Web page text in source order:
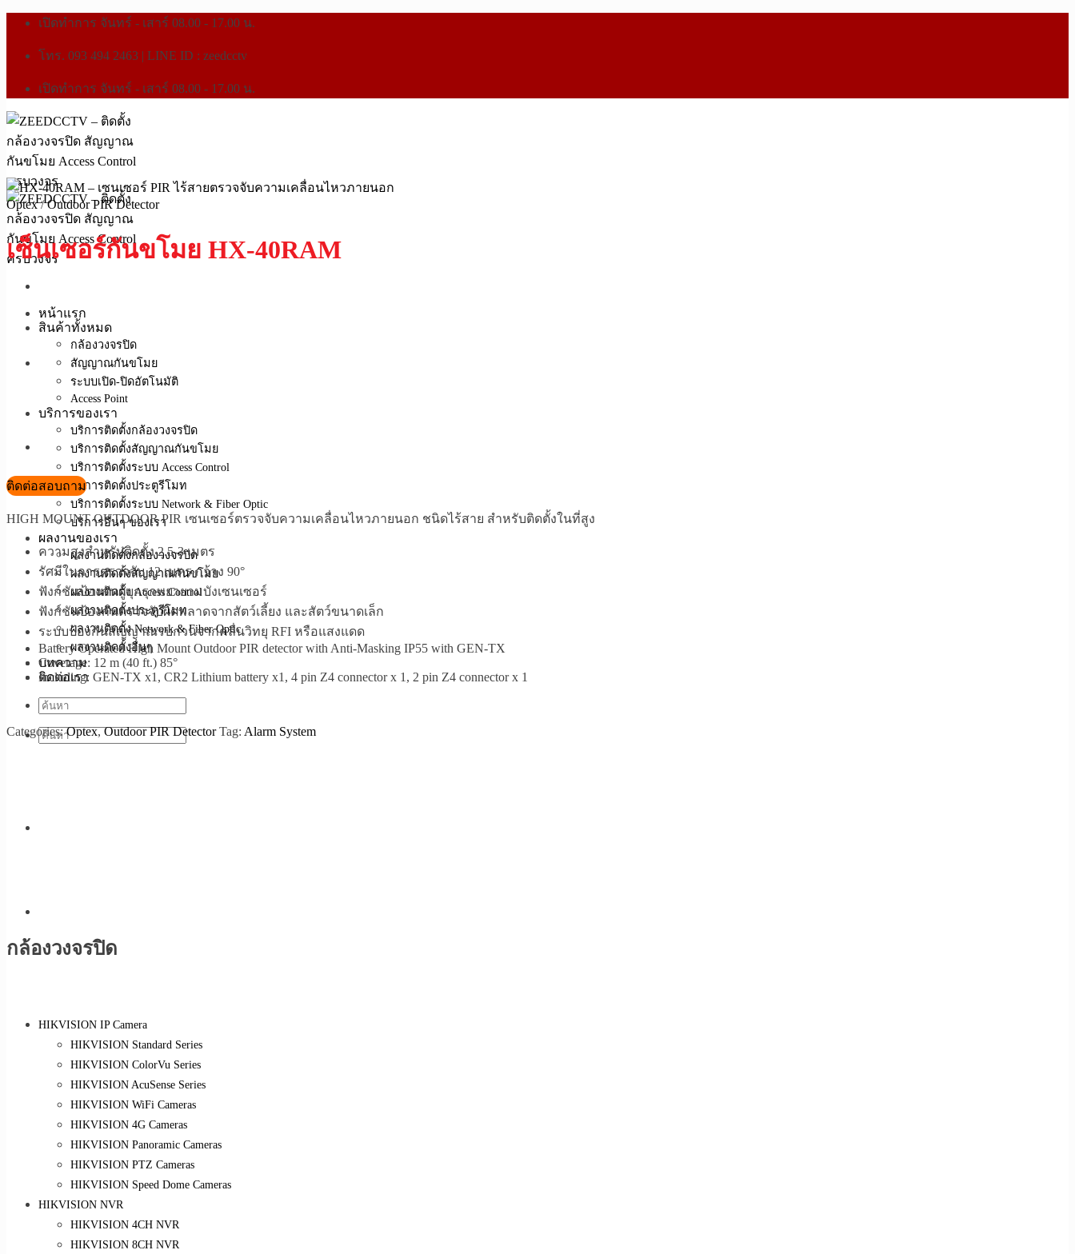
เปิดทำการ จันทร์ - เสาร์ 08.00 - 17.00 น.
โทร. 093 494 2463 | LINE ID : zeedcctv
เปิดทำการ จันทร์ - เสาร์ 08.00 - 17.00 น.
หน้าแรก
สินค้าทั้งหมด
กล้องวงจรปิด
สัญญาณกันขโมย
ระบบเปิด-ปิดอัตโนมัติ
Access Point
บริการของเรา
บริการติดตั้งกล้องวงจรปิด
บริการติดตั้งสัญญาณกันขโมย
บริการติดตั้งระบบ Access Control
บริการติดตั้งประตูรีโมท
บริการติดตั้งระบบ Network & Fiber Optic
บริการอื่นๆ ของเรา
ผลงานของเรา
ผลงานติดตั้งกล้องวงจรปิด
ผลงานติดตั้งสัญญาณกันขโมย
ผลงานติดตั้ง Access Control
ผลงานติดตั้งประตูรีโมท
ผลงานติดตั้ง Network & Fiber Optic
ผลงานติดตั้งอื่นๆ
บทความ
ติดต่อเรา
Optex / Outdoor PIR Detector
เซ็นเซอร์กันขโมย HX-40RAM
ติดต่อสอบถาม
HIGH MOUNT OUTDOOR PIR เซนเซอร์ตรวจจับความเคลื่อนไหวภายนอก ชนิดไร้สาย สำหรับติดตั้งในที่สูง
ความสูงสำหรับติดตั้ง 2.5-3 เมตร
รัศมีในการตรวจจับ 12 เมตร กว้าง 90°
ฟังก์ชันป้องกันผู้บุกรุกพยายามบังเซนเซอร์
ฟังก์ชันป้องกันตรวจจับผิดพลาดจากสัตว์เลี้ยง และสัตว์ขนาดเล็ก
ระบบป้องกันสัญญาณรบกวนจากคลื่นวิทยุ RFI หรือแสงแดด
Battery Operated High Mount Outdoor PIR detector with Anti-Masking IP55 with GEN-TX
Coverage: 12 m (40 ft.) 85°
Including: GEN-TX x1, CR2 Lithium battery x1, 4 pin Z4 connector x 1, 2 pin Z4 connector x 1
Categories:Optex,Outdoor PIR Detector Tag: Alarm System
กล้องวงจรปิด
HIKVISION IP Camera
HIKVISION Standard Series
HIKVISION ColorVu Series
HIKVISION AcuSense Series
HIKVISION WiFi Cameras
HIKVISION 4G Cameras
HIKVISION Panoramic Cameras
HIKVISION PTZ Cameras
HIKVISION Speed Dome Cameras
HIKVISION NVR
HIKVISION 4CH NVR
HIKVISION 8CH NVR